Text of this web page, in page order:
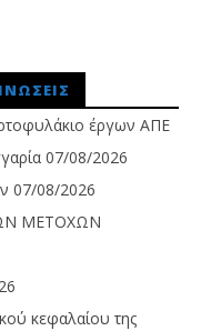
έργων ΑΠΕ
07/08/2026
07/08/2026
ΜΕΤΟΧΩΝ
κεφαλαίου της